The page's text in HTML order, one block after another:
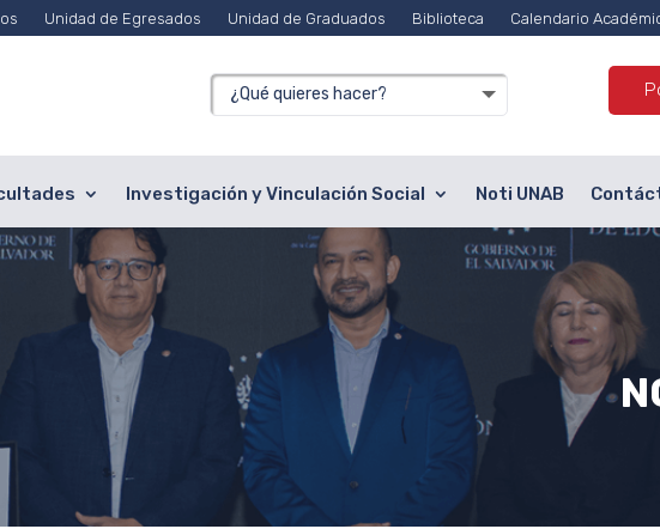
Unidad de Egresados Unidad de Graduados Biblioteca Calendario
Investigación y Vinculación Social Noti UNAB